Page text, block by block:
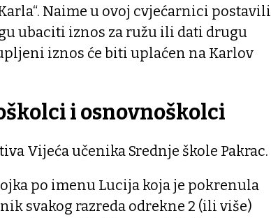
Naime u ovoj cvjećarnici postavili
ubaciti iznos za ružu ili dati drugu
iznos će biti uplaćen na Karlov
i osnovnoškolci
Vijeća učenika Srednje škole Pakrac.
po imenu Lucija koja je pokrenula
svakog razreda odrekne 2 (ili više)